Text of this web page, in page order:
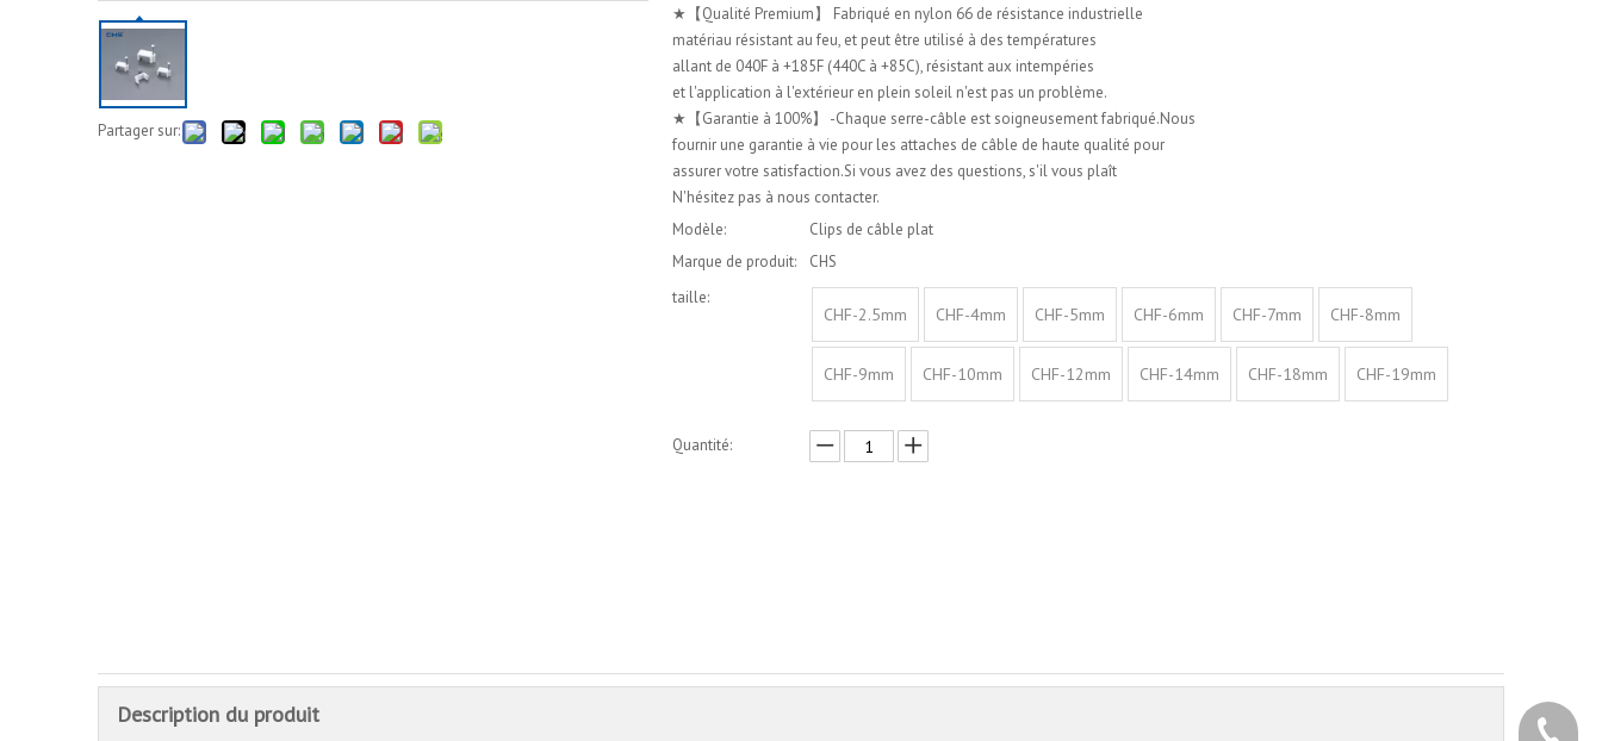
Partager sur:
★【Qualité Premium】 Fabriqué en nylon 66 de résistance industrielle
matériau résistant au feu, et peut être utilisé à des températures
allant de 040F à +185F (440C à +85C), résistant aux intempéries
et l'application à l'extérieur en plein soleil n'est pas un problème.
★【Garantie à 100%】 -Chaque serre-câble est soigneusement fabriqué.Nous
fournir une garantie à vie pour les attaches de câble de haute qualité pour
assurer votre satisfaction.Si vous avez des questions, s'il vous plaît
N'hésitez pas à nous contacter.
Modèle:
Clips de câble plat
Marque de produit:
CHS
taille:
CHF-2.5mm CHF-4mm CHF-5mm CHF-6mm CHF-7mm CHF-8mm
CHF-9mm CHF-10mm CHF-12mm CHF-14mm CHF-18mm CHF-19mm
Quantité:
Description du produit
+86 -